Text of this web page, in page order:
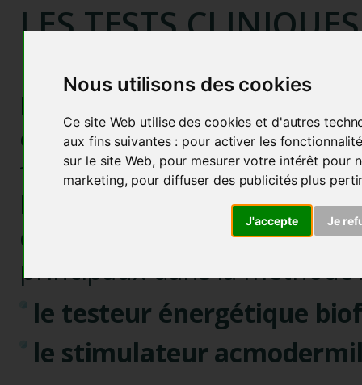
Nous utilisons des cookies
Ce site Web utilise des cookies et d'autres
aux fins suivantes : pour activer les
sur le site Web, pour mesurer votre intérêt pour
marketing, pour diffuser des publicités plus
J'accepte Je
LES TESTS
DOCTEUR LEBARBIER
Président de l’OEDA
et de Développement de
formant en France les
l'acupuncture, le Dr. André
dirigé des essais
principaux dans la méthode
le testeur énergétique
le stimulateur